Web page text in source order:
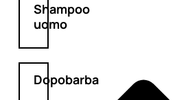
Shampoo
uomo
Dopobarba